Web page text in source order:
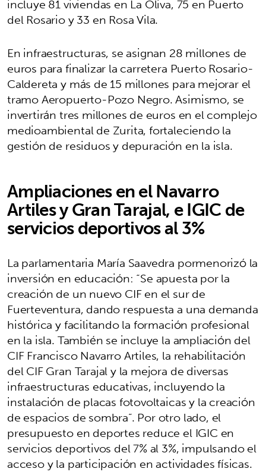
incluye 81 viviendas en La Oliva, 75 en Puerto
del Rosario y 33 en Rosa Vila.
En infraestructuras, se asignan 28 millones de
euros para finalizar la carretera Puerto Rosario-
Caldereta y más de 15 millones para mejorar el
tramo Aeropuerto-Pozo Negro. Asimismo, se
invertirán tres millones de euros en el complejo
medioambiental de Zurita, fortaleciendo la
gestión de residuos y depuración en la isla.
Ampliaciones en el Navarro
Artiles y Gran Tarajal, e IGIC de
servicios deportivos al 3%
La parlamentaria María Saavedra pormenorizó la
inversión en educación: “Se apuesta por la
creación de un nuevo CIF en el sur de
Fuerteventura, dando respuesta a una demanda
histórica y facilitando la formación profesional
en la isla. También se incluye la ampliación del
CIF Francisco Navarro Artiles, la rehabilitación
del CIF Gran Tarajal y la mejora de diversas
infraestructuras educativas, incluyendo la
instalación de placas fotovoltaicas y la creación
de espacios de sombra”. Por otro lado, el
presupuesto en deportes reduce el IGIC en
servicios deportivos del 7% al 3%, impulsando el
acceso y la participación en actividades físicas.